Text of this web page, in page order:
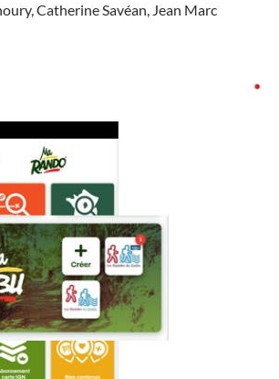
Catherine Savéan, Jean Marc